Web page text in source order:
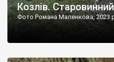
Козлів.
Фото Романа Маленкова, 2023